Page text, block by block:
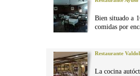
Bien situado a
comidas por
Restaurante
La cocina